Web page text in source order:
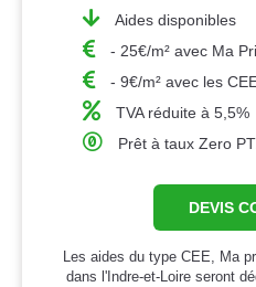
Aides disponibles
- 25€/m² avec Ma
- 9€/m² avec les
TVA réduite à 5,5%
Prêt à taux Zero
DEVIS
Les aides du type CEE, Ma
dans l'Indre-et-Loire seront